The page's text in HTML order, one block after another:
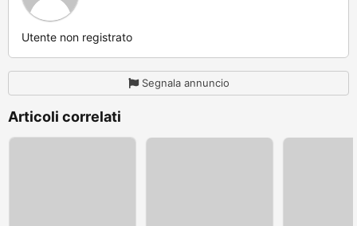
Utente non registrato
Segnala annuncio
Articoli correlati